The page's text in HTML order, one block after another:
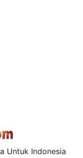
Untuk Indonesia